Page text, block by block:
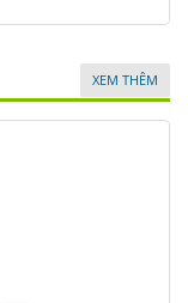
XEM THÊM